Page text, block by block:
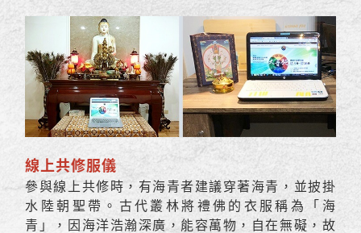
線上共修服儀
參與線上共修時，有海青者建議穿著海青，並披掛
水陸朝聖帶。古代叢林將禮佛的衣服稱為「海
青」，因海洋浩瀚深廣，能容萬物，自在無礙，故